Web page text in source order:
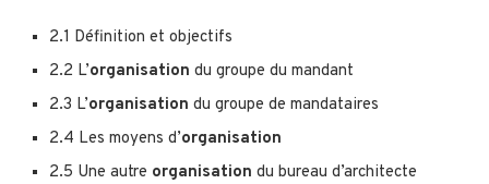
2.1 Définition et objectifs
2.2 L’organisation du groupe du mandant
2.3 L’organisation du groupe de mandataires
2.4 Les moyens d’organisation
2.5 Une autre organisation du bureau d’architecte